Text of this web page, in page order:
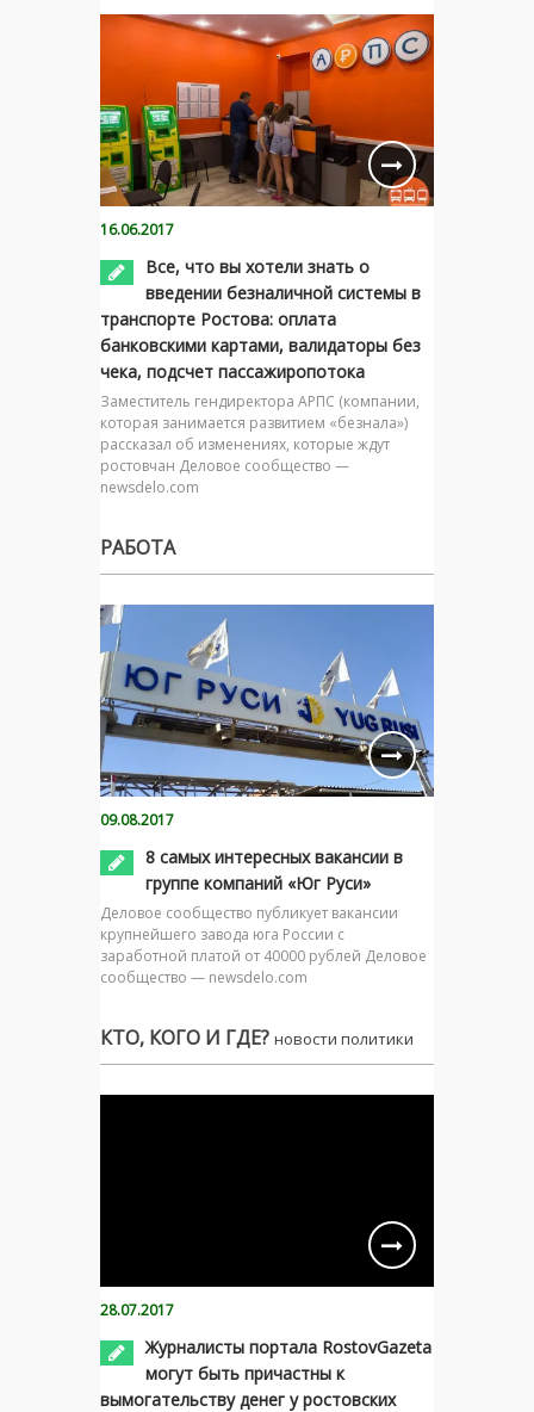
16.06.2017
Все, что вы хотели знать о
введении безналичной системы в
транспорте Ростова: оплата
банковскими картами, валидаторы без
чека, подсчет пассажиропотока
Заместитель гендиректора АРПС (компании,
которая занимается развитием «безнала»)
рассказал об изменениях, которые ждут
ростовчан Деловое сообщество —
newsdelo.com
РАБОТА
09.08.2017
8 самых интересных вакансии в
группе компаний «Юг Руси»
Деловое сообщество публикует вакансии
крупнейшего завода юга России с
заработной платой от 40000 рублей Деловое
сообщество — newsdelo.com
КТО, КОГО И ГДЕ? новости политики
28.07.2017
Журналисты портала RostovGazeta
могут быть причастны к
вымогательству денег у ростовских